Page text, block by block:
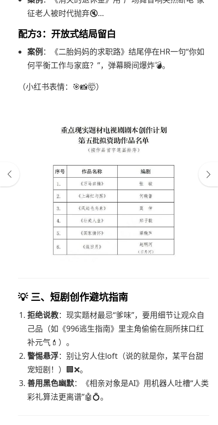
征老人被时代抛弃🔇…
配方3：开放式结局留白
案例 ：《二胎妈妈的求职路》结尾停在HR一句“你如
何平衡工作与家庭？”，弹幕瞬间爆炸💣。
（小红书表情：🎯📸🤯）
💡 三、短剧创作避坑指南
拒绝说教：现实题材最忌“爹味”，要用细节让观众自
己品（如《996逃生指南》里主角偷偷在厕所抹口红
补元气💄）。
警惕悬浮：别让穷人住loft（说的就是你，某平台甜
宠短剧！）🏢❌。
善用黑色幽默：《相亲对象是AI》用机器人吐槽“人类
彩礼算法更离谱”🤖💍。